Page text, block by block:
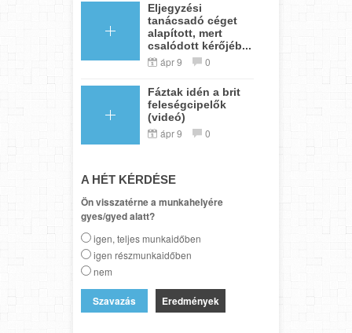
Eljegyzési
tanácsadó céget
alapított, mert
csalódott kérőjéb...
ápr 9 0
Fáztak idén a brit
feleségcipelők
(videó)
ápr 9 0
A HÉT KÉRDÉSE
Ön visszatérne a munkahelyére
gyes/gyed alatt?
igen, teljes munkaidőben
igen részmunkaidőben
nem
Eredmények